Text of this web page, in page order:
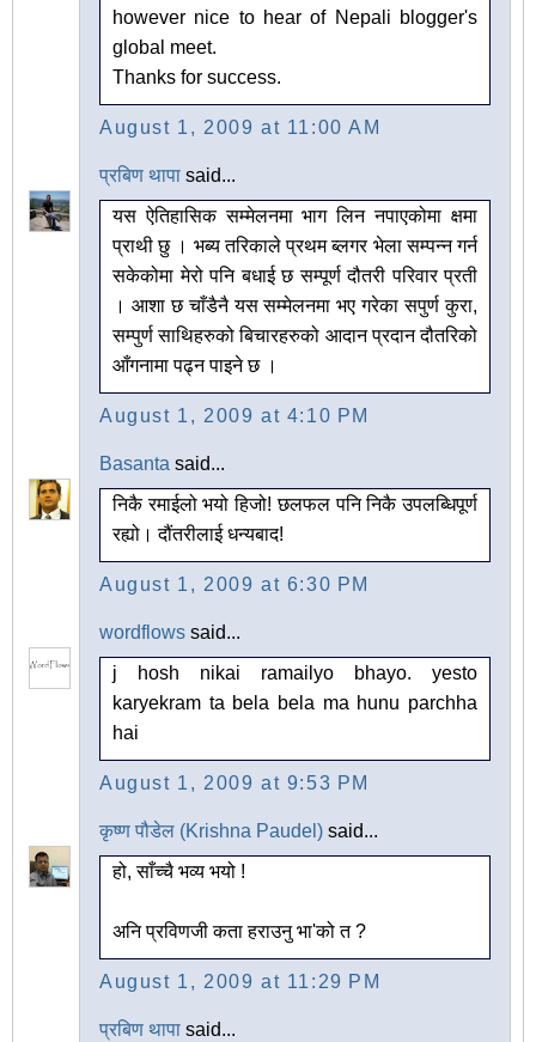
however nice to hear of Nepali blogger's
global meet.
Thanks for success.
August 1, 2009 at 11:00 AM
प्रबिण थापा said...
यस ऐतिहासिक सम्मेलनमा भाग लिन नपाएकोमा क्षमा
प्राथी छु । भब्य तरिकाले प्रथम ब्लगर भेला सम्पन्न गर्न
सकेकोमा मेरो पनि बधाई छ सम्पूर्ण दौतरी परिवार प्रती
। आशा छ चाँडैनै यस सम्मेलनमा भए गरेका सपुर्ण कुरा,
सम्पुर्ण साथिहरुको बिचारहरुको आदान प्रदान दौतरिको
आँगनामा पढ्न पाइने छ ।
August 1, 2009 at 4:10 PM
Basanta said...
निकै रमाईलो भयो हिजो! छलफल पनि निकै उपलब्धिपूर्ण
रह्यो। दौंतरीलाई धन्यबाद!
August 1, 2009 at 6:30 PM
wordflows said...
j hosh nikai ramailyo bhayo. yesto
karyekram ta bela bela ma hunu parchha
hai
August 1, 2009 at 9:53 PM
कृष्ण पौडेल (Krishna Paudel) said...
हो, साँच्चै भव्य भयो !
अनि प्रविणजी कता हराउनु भा'को त ?
August 1, 2009 at 11:29 PM
प्रबिण थापा said...